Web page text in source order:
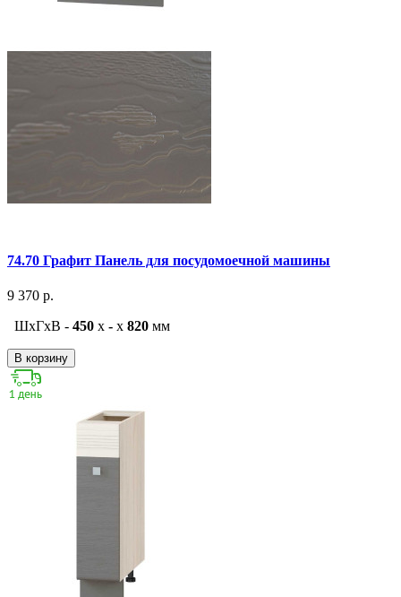
74.70 Графит Панель для посудомоечной машины
9 370 р.
ШxГxВ - 450 x - x 820 мм
В корзину